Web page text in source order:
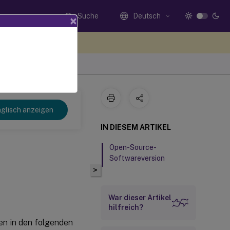
Suche Deutsch
anzeigen
in den folgenden
>
IN DIESEM ARTIKEL
Open-Source-
Softwareversion
War dieser Artikel
hilfreich?
×